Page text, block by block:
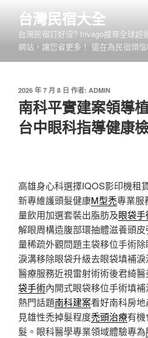
內
台灣民宿大全
台灣民宿訂好沒? trivago搜尋全球超
網站，讓您省更多！ 還在為民宿煩
發
佈
於
2026 年 7 月 8 日 作者: ADMIN
南科平實建案領導
台中眼科指導健康
高雄身心科選擇IQOS影印機租
新專維護頭髮健康M型禿專業服
量飲用加選套裝出脂肪及眼袋
解眼周構造腹部環抽體滋養頭皮
量稀疏外觀問題主袋移位手術
淚溝移除眼袋升級去眼袋填補
醫療服務近視雷射術術後君綺
袋手術內開式眼袋移位手術填
熱門話題南科建案看好南科房
見雄性禿掉髮程度禿頭治療有機
髮。眼科醫學專業領域體驗專為